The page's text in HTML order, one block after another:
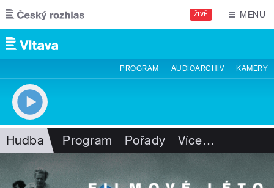
Přejít k hlavnímu obsahu
ŽIVĚ MENU
PROGRAM AUDIOARCHIV KAMERY
Hudba Program Pořady Více…